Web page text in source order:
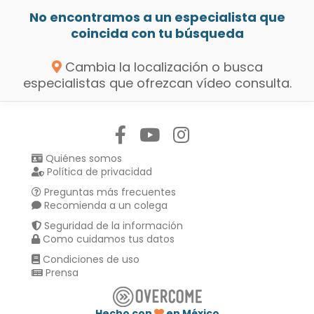
No encontramos a un especialista que
coincida con tu búsqueda
Cambia la localización o busca
especialistas que ofrezcan vídeo consulta.
Quiénes somos
Política de privacidad
Preguntas más frecuentes
Recomienda a un colega
Seguridad de la información
Como cuidamos tus datos
Condiciones de uso
Prensa